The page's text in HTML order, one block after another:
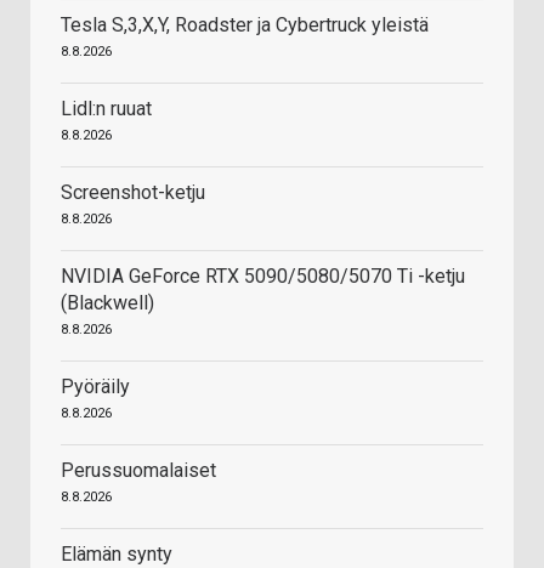
Tesla S,3,X,Y, Roadster ja Cybertruck yleistä
8.8.2026
Lidl:n ruuat
8.8.2026
Screenshot-ketju
8.8.2026
NVIDIA GeForce RTX 5090/5080/5070 Ti -ketju
(Blackwell)
8.8.2026
Pyöräily
8.8.2026
Perussuomalaiset
8.8.2026
Elämän synty